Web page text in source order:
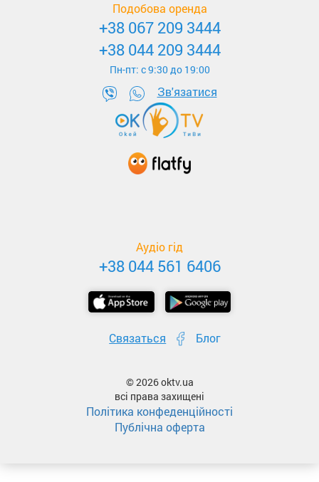
Подобова оренда
+38 067 209 3444
+38 044 209 3444
Пн-пт: c 9:30 до 19:00
Зв'язатися
Аудіо гід
+38 044 561 6406
Связаться Блог
© 2026 oktv.ua
всі права захищені
Політика конфеденційності
Публічна оферта